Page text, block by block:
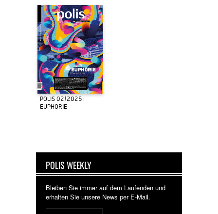
POLIS 02/2025:
EUPHORIE
POLIS WEEKLY
Bleiben Sie immer auf dem Laufenden und
erhalten Sie unsere News per E-Mail.